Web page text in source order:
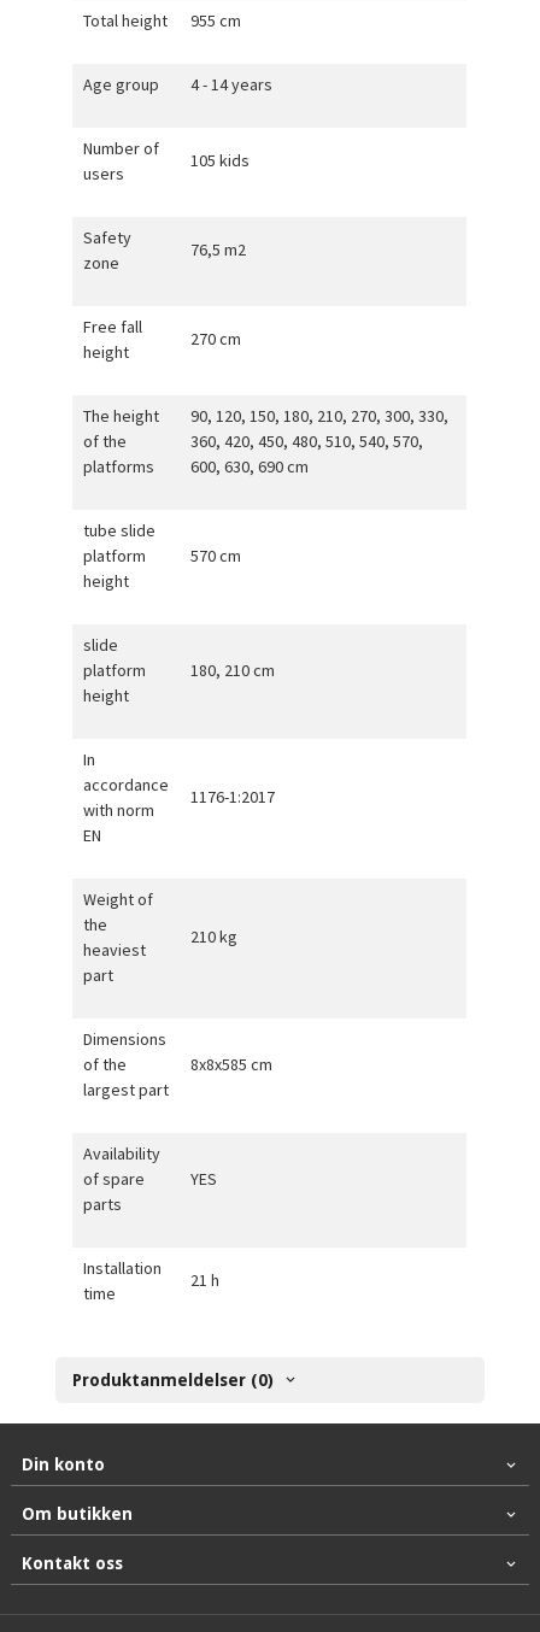
Total height 955 cm
Age group 4 - 14 years
Number of
users
105 kids
Safety
zone
76,5 m2
Free fall
height
270 cm
The height
of the
platforms
90, 120, 150, 180, 210, 270, 300, 330,
360, 420, 450, 480, 510, 540, 570,
600, 630, 690 cm
tube slide
platform
height
570 cm
slide
platform
height
180, 210 cm
In
accordance
with norm
EN
1176-1:2017
Weight of
the
heaviest
part
210 kg
Dimensions
of the
largest part
8x8x585 cm
Availability
of spare
parts
YES
Installation
time
21 h
Produktanmeldelser (0)
Din konto
Om butikken
Kontakt oss